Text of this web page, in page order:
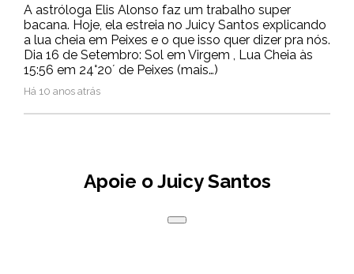
A astróloga Elis Alonso faz um trabalho super
bacana. Hoje, ela estreia no Juicy Santos explicando
a lua cheia em Peixes e o que isso quer dizer pra nós.
Dia 16 de Setembro: Sol em Virgem , Lua Cheia às
15:56 em 24°20´ de Peixes (mais…)
Há 10 anos atrás
Apoie o Juicy Santos